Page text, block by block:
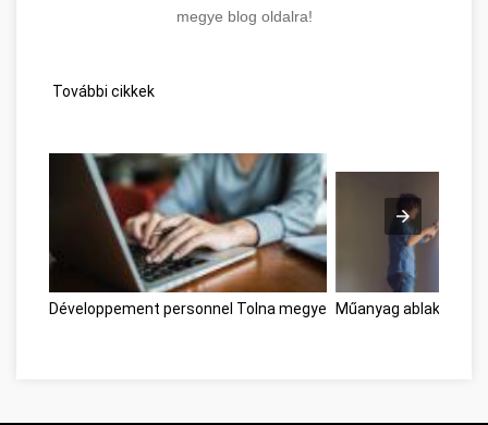
megye blog oldalra!
További cikkek
Développement personnel Tolna megye Műanyag ablak Tolna